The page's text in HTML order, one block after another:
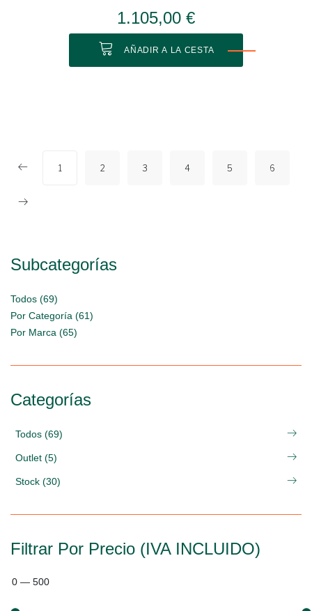
1.105,00 €
AÑADIR A LA CESTA
1 2 3 4 5 6
Subcategorías
Todos (69)
Por Categoría (61)
Por Marca (65)
Categorías
Todos (69)
Outlet (5)
Stock (30)
Filtrar Por Precio (IVA INCLUIDO)
0 — 500